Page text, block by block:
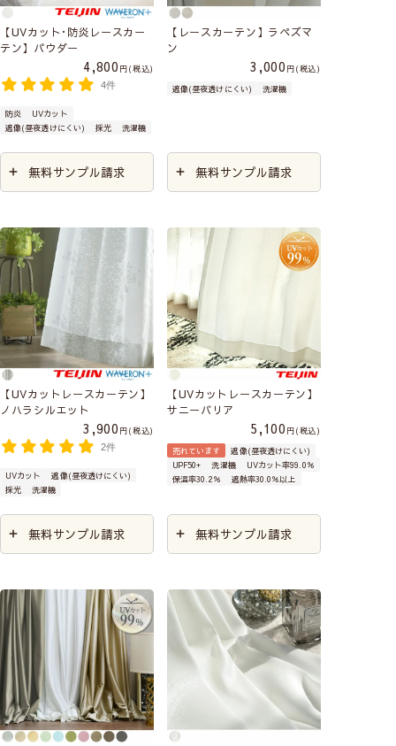
【UVカット･防炎レースカー
テン】パウダー
4,800
税込
4件
防炎
UVカット
遮像(昼夜透けにくい)
採光 洗濯機
無料サンプル請求
【レースカーテン】ラペズマ
ン
3,000
税込
遮像(昼夜透けにくい)
洗濯機
無料サンプル請求
【UVカットレースカーテン】
ノハラシルエット
3,900
税込
2件
UVカット
遮像(昼夜透けにくい)
採光
洗濯機
無料サンプル請求
【UVカットレースカーテン】
サニーバリア
5,100
税込
売れています
遮像(昼夜透けにくい)
UPF50+
洗濯機
UVカット率99.0％
保温率30.2％
遮熱率30.0％以上
無料サンプル請求